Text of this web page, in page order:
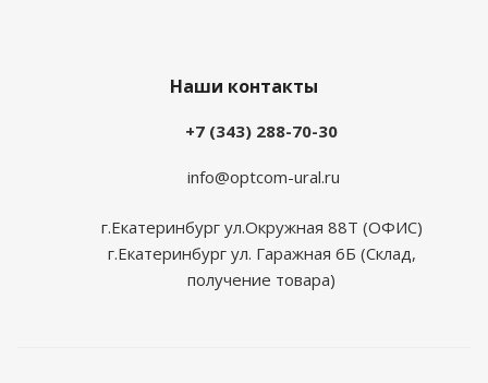
Наши контакты
+7 (343) 288-70-30
info@optcom-ural.ru
г.Екатеринбург ул.Окружная 88Т (ОФИС)
г.Екатеринбург ул. Гаражная 6Б (Склад,
получение товара)